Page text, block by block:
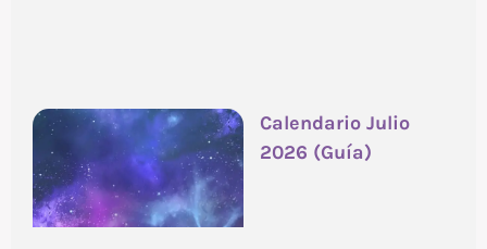
Calendario Julio
2026 (Guía)